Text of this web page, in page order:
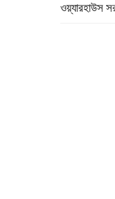
ওয়্যারহাউস